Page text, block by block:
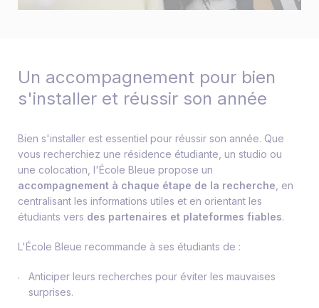
Un accompagnement pour bien
s'installer et réussir son année
Bien s'installer est essentiel pour réussir son année. Que
vous recherchiez une résidence étudiante, un studio ou
une colocation, l'École Bleue propose un
accompagnement à chaque étape de la recherche , en
centralisant les informations utiles et en orientant les
étudiants vers des partenaires et plateformes fiables.
L'École Bleue recommande à ses étudiants de :
Anticiper leurs recherches pour éviter les mauvaises
surprises.